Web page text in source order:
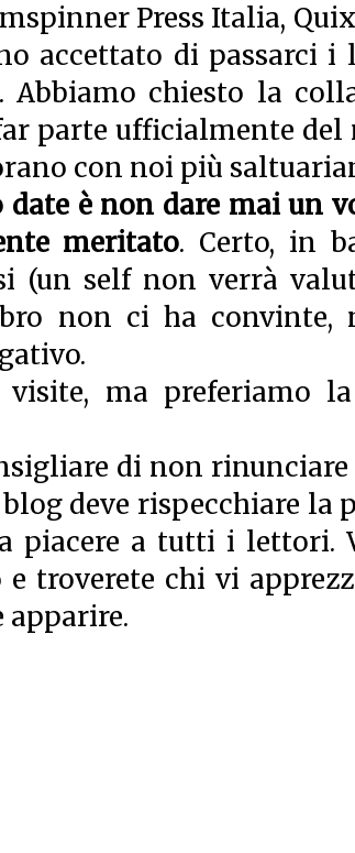
Press Italia,
accettato di passarci i
Abbiamo chiesto la
parte ufficialmente del
con noi più
date è non dare mai un
meritato. Certo, in
(un self non verrà
non ci ha convinte,
visite, ma preferiamo
di non rinunciare
deve rispecchiare la
piacere a tutti i lettori.
troverete chi vi
apparire.